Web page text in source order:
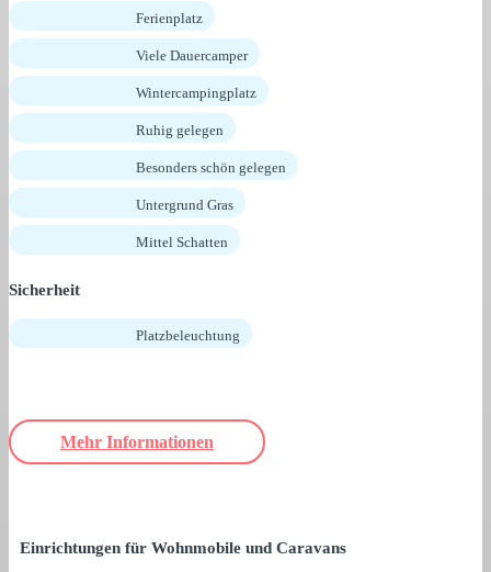
Ferienplatz
Viele Dauercamper
Wintercampingplatz
Ruhig gelegen
Besonders schön gelegen
Untergrund Gras
Mittel Schatten
Sicherheit
Platzbeleuchtung
Mehr Informationen
Einrichtungen für Wohnmobile und Caravans